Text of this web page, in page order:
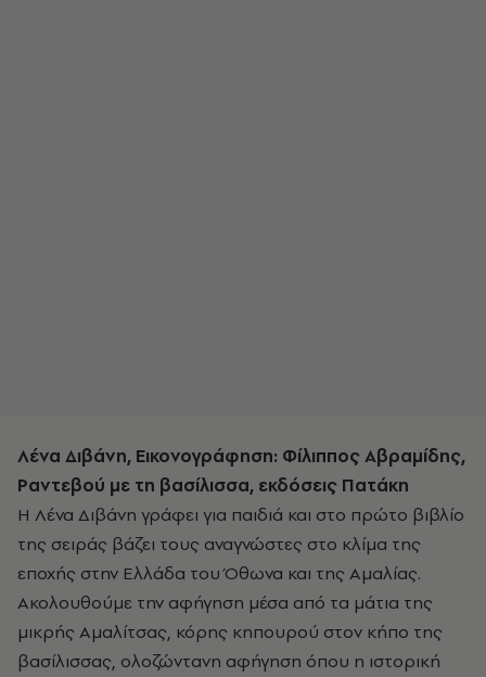
Λένα Διβάνη, Εικονογράφηση: Φίλιππος Αβραμίδης,
Ραντεβού με τη βασίλισσα, εκδόσεις Πατάκη
Η Λένα Διβάνη γράφει για παιδιά και στο πρώτο βιβλίο
της σειράς βάζει τους αναγνώστες στο κλίμα της
εποχής στην Ελλάδα του Όθωνα και της Αμαλίας.
Ακολουθούμε την αφήγηση μέσα από τα μάτια της
μικρής Αμαλίτσας, κόρης κηπουρού στον κήπο της
βασίλισσας, ολοζώντανη αφήγηση όπου η ιστορική